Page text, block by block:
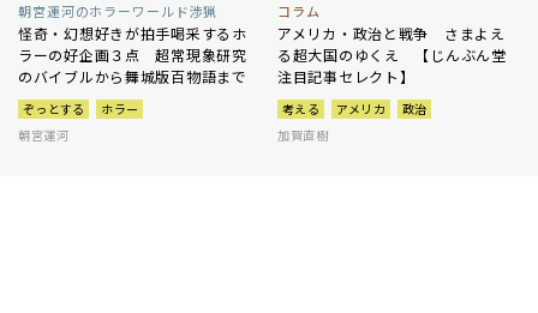
朝宮運河のホラーワールド渉猟
怪奇・幻想好きが拍手喝采するホ
ラーの好企画３点 超常現象研究
のバイブルから舞城版百物語まで
ぞっとする
ホラー
朝宮運河
コラム
アメリカ・政治と戦争 さまよえ
る超大国のゆくえ 【じんぶん堂
注目記事セレクト】
考える アメリカ
政治
加賀直樹